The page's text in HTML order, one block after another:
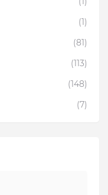
(1)
(81)
(113)
(148)
(7)